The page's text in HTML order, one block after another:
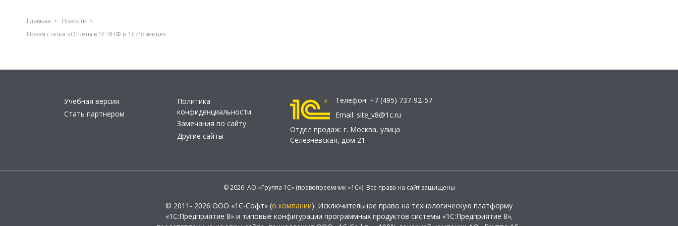
Главная
Новости
Новая статья «Отчеты в 1С:УНФ и 1С:Рознице»
Учебная версия
Стать партнером
Политика
конфиденциальности
Замечания по сайту
Другие сайты
Телефон: +7 (495) 737-92-57
Email: site_v8@1c.ru
Отдел продаж: г. Москва, улица
Селезнёвская, дом 21
© 2026 АО «Группа 1С» (правопреемник «1С»). Все права на сайт защищены
© 2011- 2026 ООО «1С-Софт» (о компании). Исключительное право на технологическую платформу
«1С:Предприятие 8» и типовые конфигурации программных продуктов системы «1С:Предприятие 8»,